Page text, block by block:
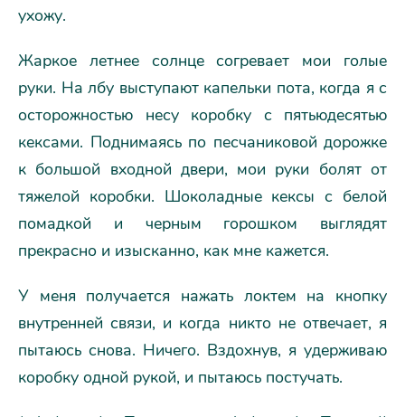
ухожу.
Жаркое летнее солнце согревает мои голые
руки. На лбу выступают капельки пота, когда я с
осторожностью несу коробку с пятьюдесятью
кексами. Поднимаясь по песчаниковой дорожке
к большой входной двери, мои руки болят от
тяжелой коробки. Шоколадные кексы с белой
помадкой и черным горошком выглядят
прекрасно и изысканно, как мне кажется.
У меня получается нажать локтем на кнопку
внутренней связи, и когда никто не отвечает, я
пытаюсь снова. Ничего. Вздохнув, я удерживаю
коробку одной рукой, и пытаюсь постучать.